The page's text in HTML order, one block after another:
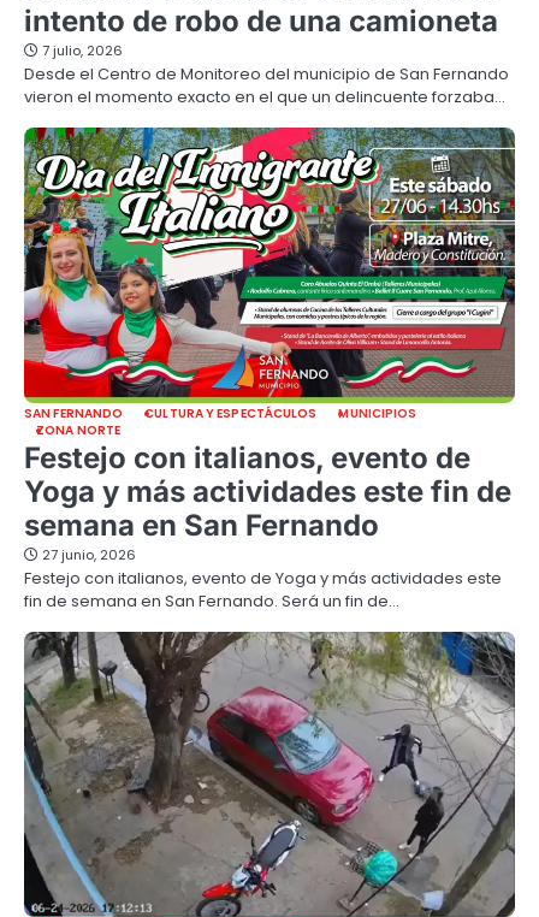
intento de robo de una camioneta
7 julio, 2026
Desde el Centro de Monitoreo del municipio de San Fernando
vieron el momento exacto en el que un delincuente forzaba…
SAN FERNANDO CULTURA Y ESPECTÁCULOS
MUNICIPIOS
ZONA NORTE
Festejo con italianos, evento de
Yoga y más actividades este fin de
semana en San Fernando
27 junio, 2026
Festejo con italianos, evento de Yoga y más actividades este
fin de semana en San Fernando. Será un fin de…